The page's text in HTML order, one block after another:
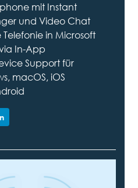
mit Instant
und Video Chat
Telefonie in Microsoft
In-App
Support für
macOS, iOS